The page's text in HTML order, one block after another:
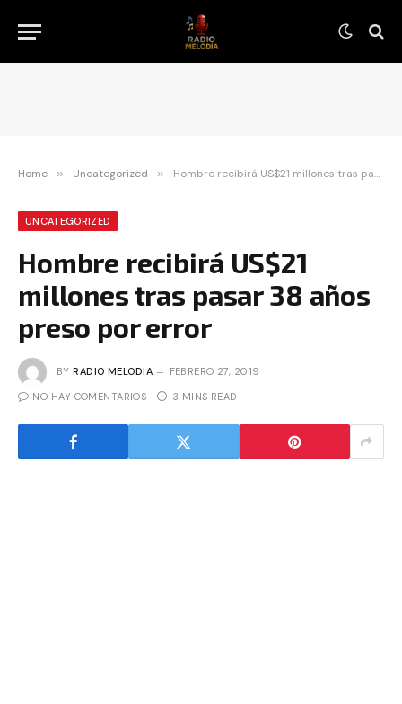
Home » Uncategorized » Hombre recibirá US$21 millones tras pasar 38 años preso por error
UNCATEGORIZED
Hombre recibirá US$21
millones tras pasar 38 años
preso por error
BY RADIO MELODIA FEBRERO 27, 2019
NO HAY COMENTARIOS 3 MINS READ